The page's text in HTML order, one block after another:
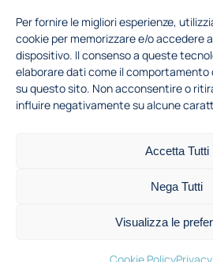
Per fornire le migliori esperienze,
cookie per memorizzare e/o accedere
dispositivo. Il consenso a queste
elaborare dati come il comportamento
su questo sito. Non acconsentire o
influire negativamente su alcune
Accetta Tutti
Nega Tutti
Visualizza le
Acconsento al trattamento dei
secondo la Finalità 1 indicata nell'
privacy
Lambruschini 4a, 20156 Milano - P.I.